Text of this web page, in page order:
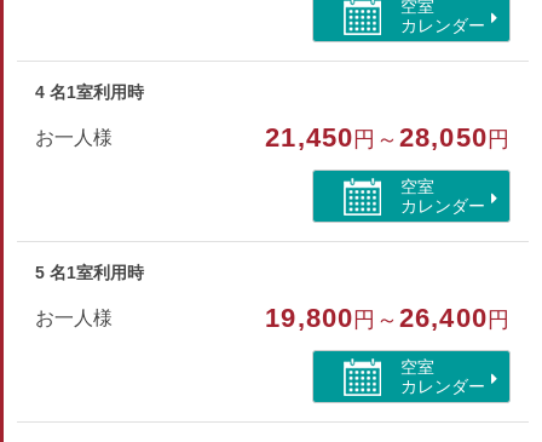
トイレ/禁煙/インターネットができる部屋/ペット同室/
空室
カレンダー
4 名1室利用時
お一人様 21,450 円～28,050 円
空室
カレンダー
5 名1室利用時
お一人様 19,800 円～26,400 円
空室
カレンダー